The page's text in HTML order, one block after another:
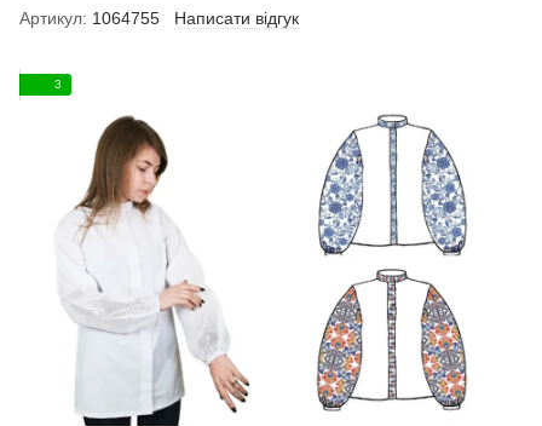
Артикул: 1064755 Написати відгук
3